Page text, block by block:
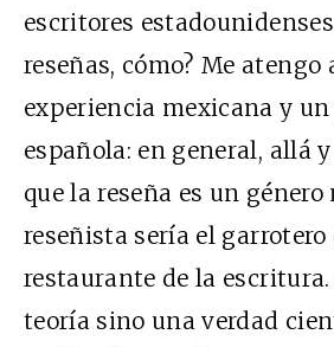
escritores
reseñas, cómo? Me atengo
experiencia mexicana y
española: en general, allá
que la reseña es un género
reseñista sería el garrotero
restaurante de la
teoría sino una verdad